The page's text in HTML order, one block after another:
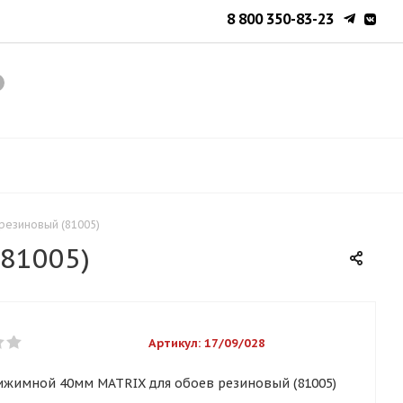
8 800 350-83-23
(81005)
Артикул: 17/09/028
40мм MATRIX для обоев резиновый (81005)